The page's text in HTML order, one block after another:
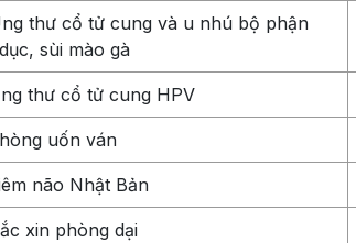
thư cổ tử cung và u nhú bộ phận
sùi mào gà
thư cổ tử cung HPV
uốn ván
não Nhật Bản
xin phòng dại